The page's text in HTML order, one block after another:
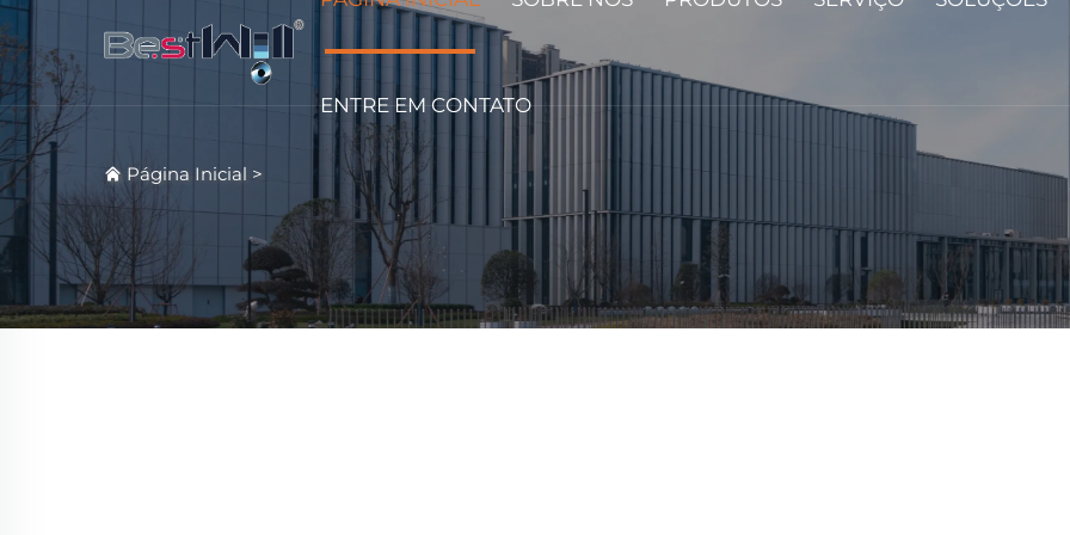
ENTRE EM CONTATO
Página Inicial >